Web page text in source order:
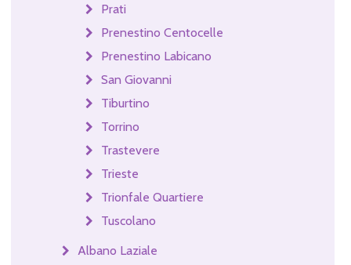
Prati
Prenestino Centocelle
Prenestino Labicano
San Giovanni
Tiburtino
Torrino
Trastevere
Trieste
Trionfale Quartiere
Tuscolano
Albano Laziale